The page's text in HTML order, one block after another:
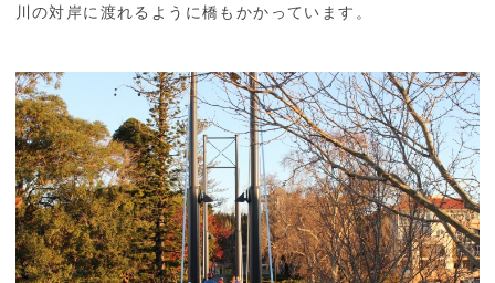
川の対岸に渡れるように橋もかかっています。